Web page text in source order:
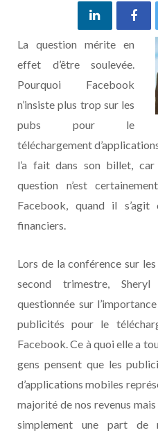
La question mérite en
effet d’être soulevée.
Pourquoi Facebook
n’insiste plus trop sur les
pubs pour le
téléchargement
l’a fait dans son billet,
question n’est
Facebook, quand il
financiers.
Lors de la conférence sur
second trimestre,
questionnée sur
publicités pour le
Facebook. Ce à quoi elle a
gens pensent que les
d’applications mobiles
majorité de nos revenus mais
simplement une part de